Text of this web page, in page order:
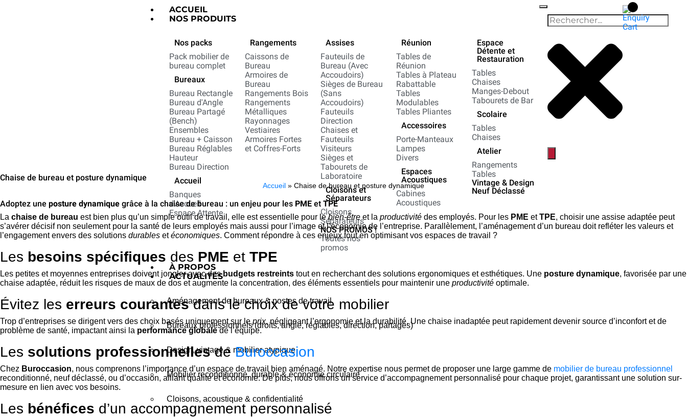
ACCUEIL
NOS PRODUITS
Nos packs
Pack mobilier de
bureau complet
Bureaux
Bureau Rectangle
Bureau d'Angle
Bureau Partagé
(Bench)
Ensembles
Bureau + Caisson
Bureau Réglables
Hauteur
Bureau Direction
Accueil
Banques
d'Accueil
Espace Attente
Rangements
Caissons de
Bureau
Armoires de
Bureau
Rangements Bois
Rangements
Métalliques
Rayonnages
Vestiaires
Armoires Fortes
et Coffres-Forts
Assises
Fauteuils de
Bureau (Avec
Accoudoirs)
Sièges de Bureau
(Sans
Accoudoirs)
Fauteuils
Direction
Chaises et
Fauteuils
Visiteurs
Sièges et
Tabourets de
Laboratoire
Cloisons et
Séparateurs
Cloisons
Séparateurs
NOS PROMOS !
Toutes nos
promos
Réunion
Tables de
Réunion
Tables à Plateau
Rabattable
Tables
Modulables
Tables Pliantes
Accessoires
Porte-Manteaux
Lampes
Divers
Espaces
Acoustiques
Cabines
Acoustiques
Espace
Détente et
Restauration
Tables
Chaises
Manges-Debout
Tabourets de Bar
Scolaire
Tables
Chaises
Atelier
Rangements
Tables
Vintage & Design
Neuf Déclassé
À PROPOS
ACTUALITÉS
Aménagement de bureaux & postes de travail
Bureaux professionnels (droits, angle, réglables, direction, partagés)
Design, vintage & mobilier atypique
Mobilier reconditionné, durable & économie circulaire
Cloisons, acoustique & confidentialité
Chaise de bureau et posture dynamique
Accueil » Chaise de bureau et posture dynamique
Adoptez une posture dynamique grâce à la chaise de bureau : un enjeu pour les PME et TPE
La chaise de bureau est bien plus qu’un simple outil de travail, elle est essentielle pour lebien-être et la productivité des employés. Pour les PME etTPE, choisir une assise adaptée peut
s’avérer décisif non seulement pour la santé de leurs employés mais aussi pour l’image et l’économie de l’entreprise. Parallèlement, l’aménagement d’un bureau doit refléter les valeurs et
l’engagement envers des solutions durables etéconomiques. Comment répondre à ces enjeux tout en optimisant vos espaces de travail ?
Les besoins spécifiques des PME et TPE
Les petites et moyennes entreprises doivent jongler avec desbudgets restreints tout en recherchant des solutions ergonomiques et esthétiques. Une posture dynamique, favorisée par une
chaise adaptée, réduit les risques de maux de dos et augmente la concentration, des éléments essentiels pour maintenir une productivité optimale.
Évitez les erreurs courantesdans le choix de votre mobilier
Trop d’entreprises se dirigent vers des choix basés uniquement sur le prix, négligeant l’ergonomie et la durabilité. Une chaise inadaptée peut rapidement devenir source d’inconfort et de
problème de santé, impactant ainsi la performance globalede l’équipe.
Les solutions professionnellesdeBuroccasion
Chez Buroccasion, nous comprenons l’importance d’un espace de travail bien aménagé. Notre expertise nous permet de proposer une large gamme de mobilier de bureau professionnel
reconditionné, neuf déclassé, ou d’occasion, alliant qualité et économie. De plus, nous offrons un service d’accompagnement personnalisé pour chaque projet, garantissant une solution sur-
mesure en lien avec vos besoins.
Les bénéfices d’un accompagnement personnalisé